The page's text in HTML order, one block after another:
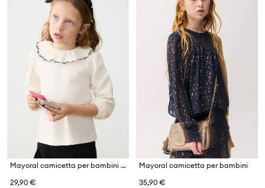
Mayoral camicetta per bambini con cotone
29,90 €
Mayoral camicetta per bambini
35,90 €